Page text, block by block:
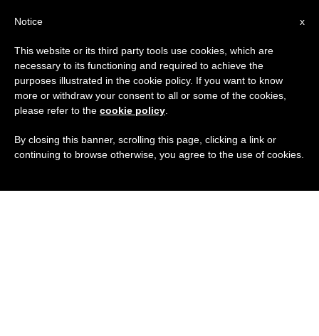
x
Notice
This website or its third party tools use cookies, which are
necessary to its functioning and required to achieve the
purposes illustrated in the cookie policy. If you want to know
more or withdraw your consent to all or some of the cookies,
please refer to the cookie policy
By closing this banner, scrolling this page, clicking a link or
continuing to browse otherwise, you agree to the use of cookies.